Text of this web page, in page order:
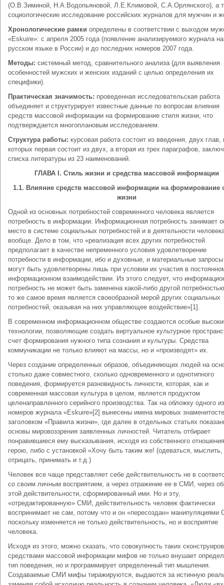
(О.В.Зиминой, Н.А.Водопьяновой, Л.Е.Климовой, С.А.Орлянского), а
социологические исследование российских журналов для мужчин и
Хронологические рамки определены в соответствии с выходом
«Eskuire»: с апреля 2005 года (появление анализируемого журнала на
русском языке в России) и до последних номеров 2007 года.
Методы: системный метод, сравнительного анализа (для выявления
особенностей мужских и женских изданий с целью определения их
специфики).
Практическая значимость: проведенная исследовательская работа
объединяет и структурирует известные данные по вопросам влияния
средств массовой информации на формирование стиля жизни, что
подтверждается многоплановым исследованием.
Структура работы: курсовая работа состоит из введения, двух глав,
которых первая состоит из двух, а вторая из трех параграфов,
списка литературы из 23 наименований.
ГЛАВА . Стиль жизни и средства массовой информации
1.1. Влияние средств массовой информации на формирование
жизни
Одной из основных потребностей современного человека является
потребность в информации. Информационная потребность занимает
место в системе социальных потребностей и в деятельности
вообще. Дело в том, что «реализация всех других потребностей
предполагает в качестве непременного условия удовлетворение
потребности в информации, ибо и духовные, и материальные
могут быть удовлетворены лишь при условии их участия в
информационном взаимодействии. Из этого следует, что
потребность не может быть заменена какой-либо другой
то же самое время является своеобразной мерой других социальных
потребностей, оказывая на них управляющее воздействие»[1].
В современном информационном обществе создаются особые
технологии, позволяющие создать виртуальное культурное
счет формирования нужного типа сознания и культуры. Средства
коммуникации не только влияют на массы, но и «производят» их.
Через создание определенных образов, объединяющих людей на
столько даже совместного, сколько одновременного и однотипного
поведения, формируется разновидность личности, которая, как и
современная массовая культура в целом, является продуктом
целенаправленного серийного производства. Так на обложку одного из
номеров журнала «Eskuire»[2] вынесены имена мировых
заголовком «Правила жизни», где далее в отдельных статьях
основы мировоззрения заявленных личностей. Читатель отбирает
понравившиеся ему высказывания, исходя из собственного
герою, либо с установкой «Хочу быть таким же! (одеваться,
отрицать, принимать и т.д.)
Человек все чаще представляет себе действительность не в
со своим личным восприятием, а через отражение ее в СМИ, через
этой действительности, сформированный ими. Но и эту,
«отредактированную» СМИ, действительность человек фактически
воспринимает не сам, потому что и он «пересоздан»
поскольку изменяется не только действительность, но и восприятие
человека.
Исходя из этого, можно сказать, что совокупность таких
средствами массовой информации мифов не только внушает
тип поведения, но и программирует определенный тип мышления.
Создаваемые СМИ мифы тиражируются, выдаются за истинную